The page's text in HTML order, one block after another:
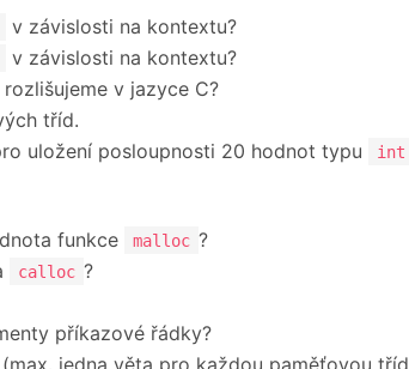
v závislosti na kontextu?
v závislosti na kontextu?
v jazyce C?
tříd.
uložení posloupnosti 20 hodnot typu
int
funkce
malloc ?
calloc ?
příkazové řádky?
jedna věta pro každou paměťovou